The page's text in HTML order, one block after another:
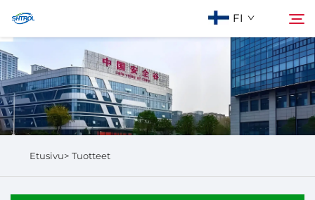
FI
Meistä
Tuotteet
Hae
Etusivu> Tuotteet